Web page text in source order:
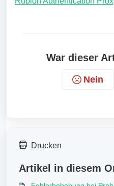
War dieser
Nein
Drucken
Artikel in diesem